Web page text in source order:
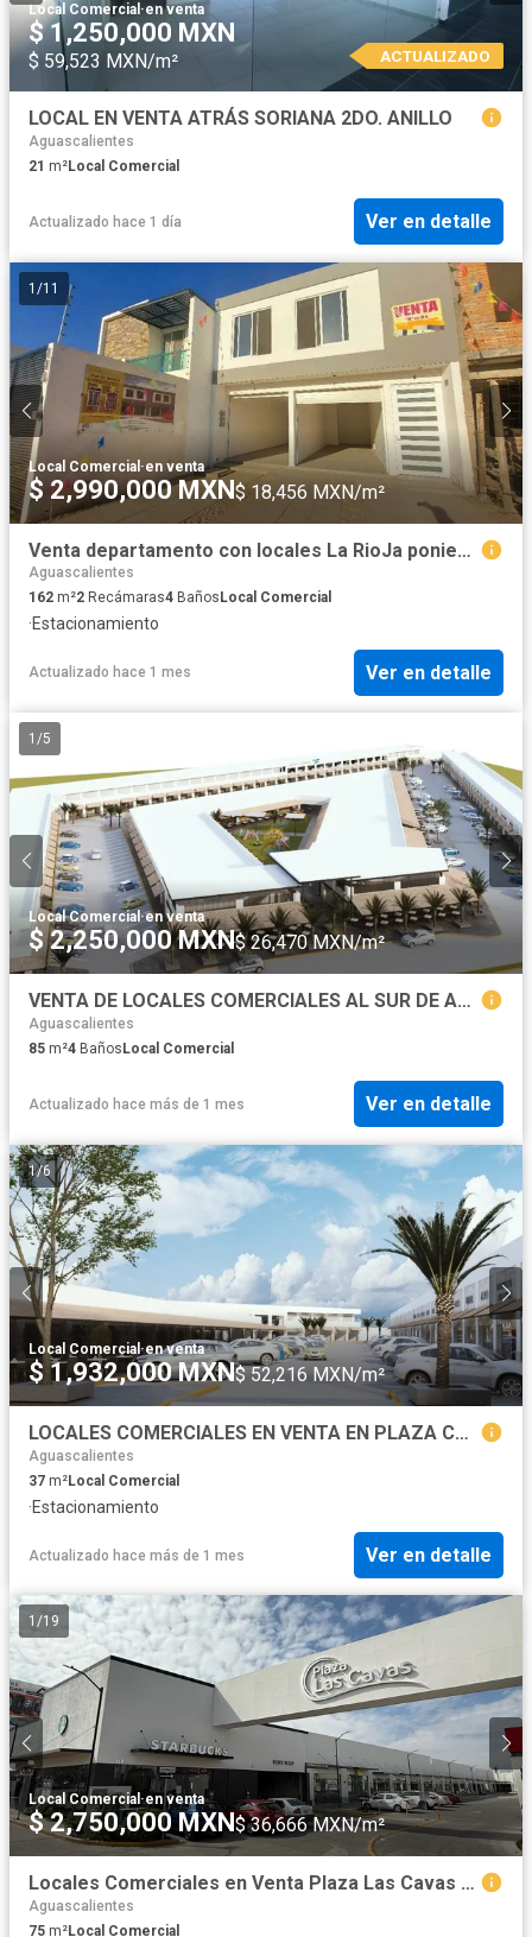
Local Comercial ·en venta
$ 1,250,000 MXN
$ 59,523 MXN/m² ACTUALIZADO
LOCAL EN VENTA ATRÁS SORIANA 2DO. ANILLO
Aguascalientes
21 m²Local Comercial
Actualizado hace 1 día Ver en detalle
1 /11
Local Comercial ·en venta
$ 2,990,000 MXN$ 18,456 MXN/m²
Venta departamento con locales La RioJa poniente Aguascalientes
Aguascalientes
162 m²2 Recámaras4 Baños Local Comercial
·Estacionamiento
Actualizado hace 1 mes Ver en detalle
1 /5
Local Comercial ·en venta
$ 2,250,000 MXN$ 26,470 MXN/m²
VENTA DE LOCALES COMERCIALES AL SUR DE AGS PLAZA CANTERAS
Aguascalientes
85 m²4 Baños Local Comercial
Actualizado hace más de 1 mes Ver en detalle
1/6
Local Comercial·en venta
$ 1,932,000 MXN$ 52,216 MXN/m²
LOCALES COMERCIALES EN VENTA EN PLAZA COMERCIAL AL PONIENTE DE LA CIUDAD
Aguascalientes
37 m²Local Comercial
·Estacionamiento
Actualizado hace más de 1 mes Ver en detalle
1 /19
Local Comercial ·en venta
$ 2,750,000 MXN$ 36,666 MXN/m²
Locales Comerciales en Venta Plaza Las Cavas Aguascalientes
Aguascalientes
75 m²Local Comercial